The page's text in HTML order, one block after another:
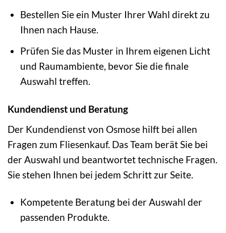
Bestellen Sie ein Muster Ihrer Wahl direkt zu
Ihnen nach Hause.
Prüfen Sie das Muster in Ihrem eigenen Licht
und Raumambiente, bevor Sie die finale
Auswahl treffen.
Kundendienst und Beratung
Der Kundendienst von Osmose hilft bei allen
Fragen zum Fliesenkauf. Das Team berät Sie bei
der Auswahl und beantwortet technische Fragen.
Sie stehen Ihnen bei jedem Schritt zur Seite.
Kompetente Beratung bei der Auswahl der
passenden Produkte.